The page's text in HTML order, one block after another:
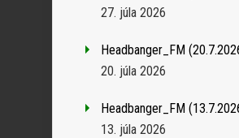
27. júla 2026
Headbanger_FM
20. júla 2026
Headbanger_FM
13. júla 2026